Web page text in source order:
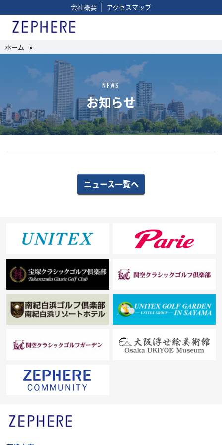
会社概要 | アクセスマップ
ホーム »
NEWS
お知らせ
ニュース一覧へ